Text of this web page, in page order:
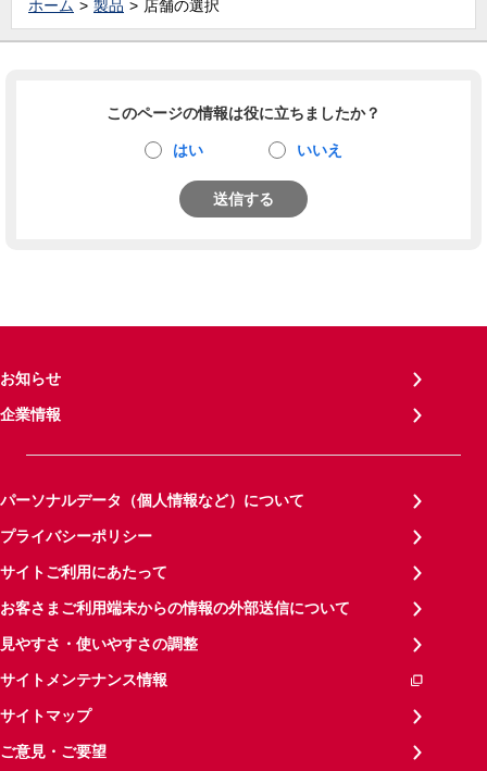
ホーム 製品 店舗の選択
このページの情報は役に立ちましたか？
はい いいえ
送信する
お知らせ
企業情報
パーソナルデータ（個人情報など）について
プライバシーポリシー
サイトご利用にあたって
お客さまご利用端末からの情報の外部送信について
見やすさ・使いやすさの調整
サイトメンテナンス情報
サイトマップ
ご意見・ご要望